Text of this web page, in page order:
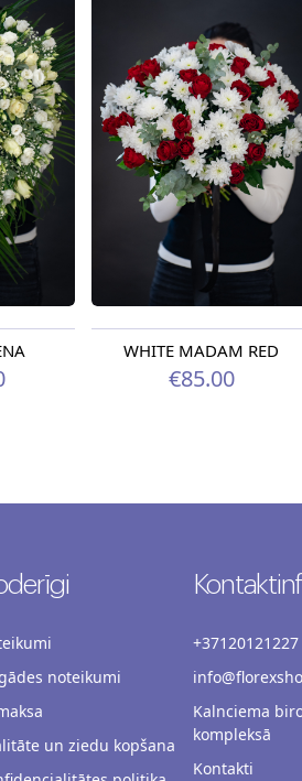
WHITE MADAM RED
€85.00
noteikumi
un ziedu kopšana
+37120121227
Kalnciema
kompleksā
Kontakti